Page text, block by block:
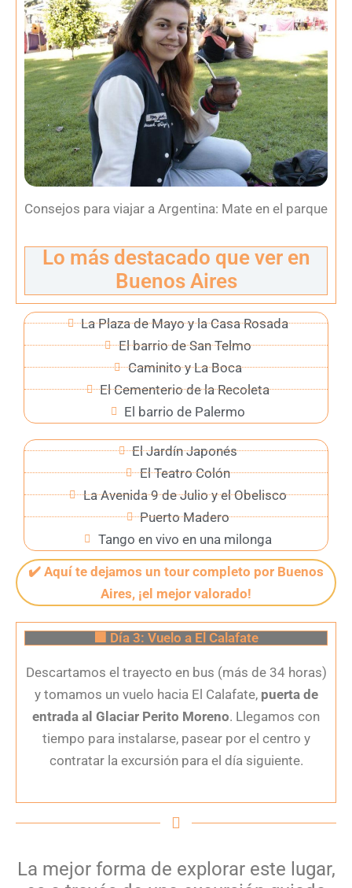
Consejos para viajar a Argentina: Mate en el parque
Lo más destacado que ver en
Buenos Aires
La Plaza de Mayo y la Casa Rosada
El barrio de San Telmo
Caminito y La Boca
El Cementerio de la Recoleta
El barrio de Palermo
El Jardín Japonés
El Teatro Colón
La Avenida 9 de Julio y el Obelisco
Puerto Madero
Tango en vivo en una milonga
✔️ Aquí te dejamos un tour completo por Buenos
Aires, ¡el mejor valorado!
🟩 Día 3: Vuelo a El Calafate
Descartamos el trayecto en bus (más de 34 horas)
y tomamos un vuelo hacia El Calafate, puerta de
entrada al Glaciar Perito Moreno. Llegamos con
tiempo para instalarse, pasear por el centro y
contratar la excursión para el día siguiente.
La mejor forma de explorar este lugar,